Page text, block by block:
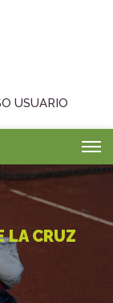
USUARIO
LA CRUZ